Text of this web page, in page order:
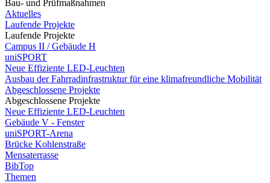
Bau- und Prüfmaßnahmen
Aktuelles
Laufende Projekte
Laufende Projekte
Campus II / Gebäude H
uniSPORT
Neue Effiziente LED-Leuchten
Ausbau der Fahrradinfrastruktur für eine klimafreundliche Mobilität
Abgeschlossene Projekte
Abgeschlossene Projekte
Neue Effiziente LED-Leuchten
Gebäude V - Fenster
uniSPORT-Arena
Brücke Kohlenstraße
Mensaterrasse
BibTop
Themen